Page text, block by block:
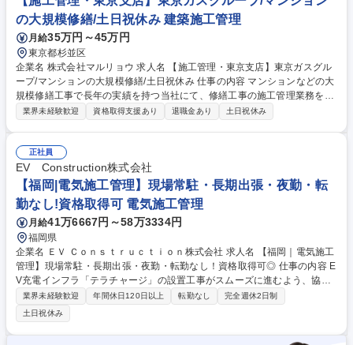
でいただき、経験を積んだ後は資格等も会社支援で取得しながらキャリア
アップを目指して頂ければと思います。 募集職種 【東京・電気工事施工
管理】未経験歓迎/土日休み/残業少なめ/年収400万円～
の大規模修繕/土日祝休み 建築施工管理
月給35万円～45万円
東京都杉並区
企業名 株式会社マルリョウ 求人名 【施工管理・東京支店】東京ガスグル
ープ/マンションの大規模修繕/土日祝休み 仕事の内容 マンションなどの大
規模修繕工事で長年の実績を持つ当社にて、修繕工事の施工管理業務をお
任せします。 【事業】マンション等の建物は経年劣化が避けられません。
の役割です。 【入社後】業界未経験の場合には、大規模修繕工事に必要な
知識については社内研修を行いますのでキャッチアップ可能です。資格未
取得の方は補助業務から始め資格取得を目指していただきます。 募集職種
【施工管理・東京支店】東京ガスグループ/マンションの大規模修繕/土日
祝休み
業界未経験歓迎 資格取得支援あり 退職金あり 土日祝休み
正社員
EV Construction株式会社
【福岡|電気施工管理】現場常駐・長期出張・夜勤・転
勤なし!資格取得可 電気施工管理
月給41万6667円～58万3334円
福岡県
企業名 ＥＶ Ｃｏｎｓｔｒｕｃｔｉｏｎ株式会社 求人名 【福岡｜電気施工
管理】現場常駐・長期出張・夜勤・転勤なし！資格取得可◎ 仕事の内容 E
V充電インフラ「テラチャージ」の設置工事がスムーズに進むよう、協力
会社様と一丸で、案件の全体管理および監理業務をご担当いただきます。
工事は協力会社へ依頼するため、現場常駐･夜勤･長期出張は原則なし◎
【業務内容】■EV充電設備の設置工事管理（品質・工程・安全）■施設オ
ーナーとの調整・折衝■協力会社への工事内容共有、調整、交渉■現場調
業界未経験歓迎 年間休日120日以上 転勤なし
完全週休2日制
土日祝休み